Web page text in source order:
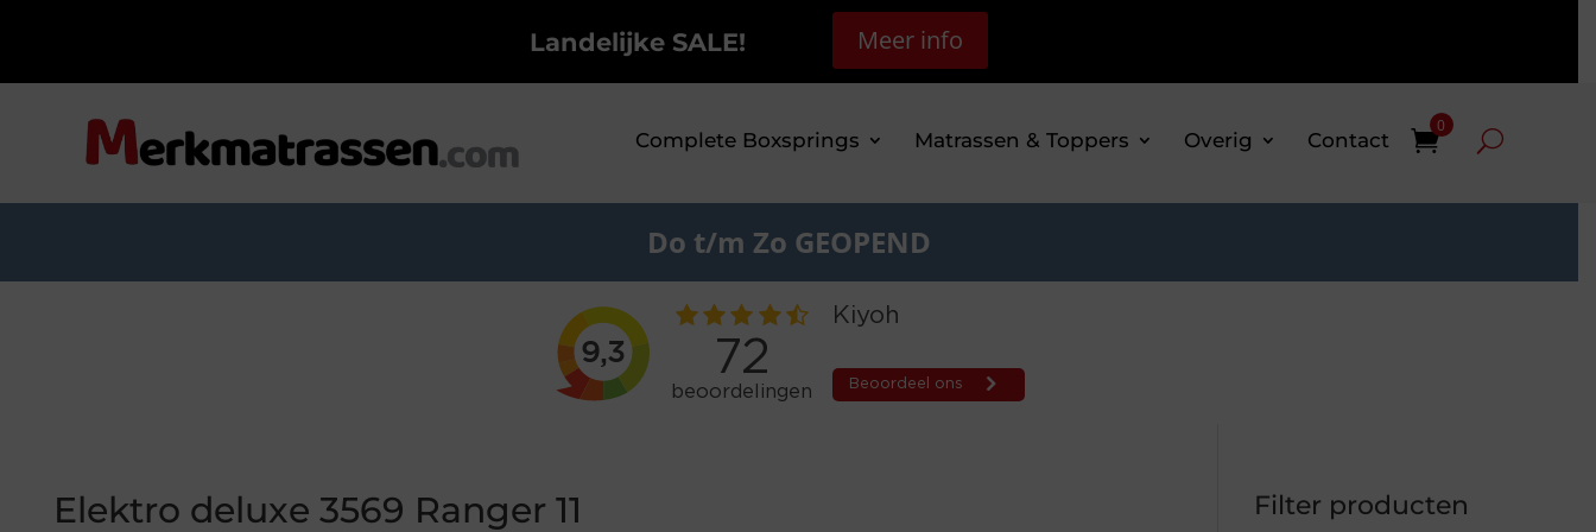
Landelijke SALE! Meer info
Complete Boxsprings Matrassen & Toppers Overig Contact
0
Do t/m Zo GEOPEND
Elektro deluxe 3569 Ranger 11 Filter producten